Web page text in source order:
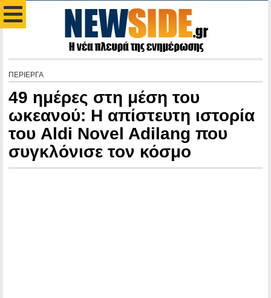
ΠΕΡΙΕΡΓΑ
49 ημέρες στη μέση του
ωκεανού: Η απίστευτη ιστορία
του Aldi Novel Adilang που
συγκλόνισε τον κόσμο